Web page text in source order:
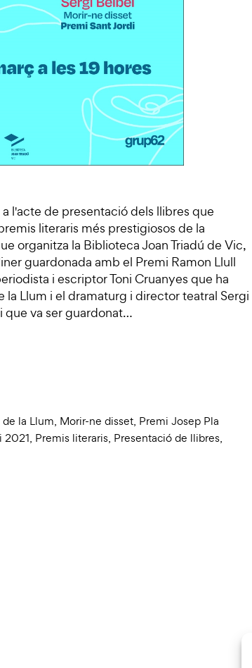
l'acte de presentació dels llibres que
literaris més prestigiosos de la
organitza la Biblioteca Joan Triadú de Vic,
guardonada amb el Premi Ramon Llull
i escriptor Toni Cruanyes que ha
la Llum i el dramaturg i director teatral Sergi
que va ser guardonat…
de la Llum, Morir-ne disset, Premi Josep Pla
2021, Premis literaris, Presentació de llibres,